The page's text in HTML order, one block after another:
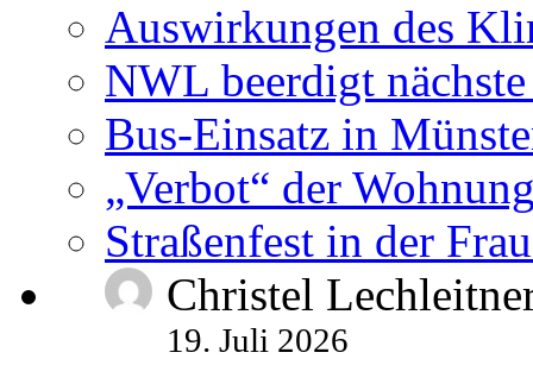
Auswirkungen des
NWL beerdigt
Bus-Einsatz in
„Verbot“ der
Straßenfest in der
Christel
19. Juli 2026